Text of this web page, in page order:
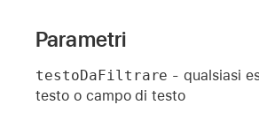
Parametri
testoDaFiltrare - qualsiasi
testo o campo di testo